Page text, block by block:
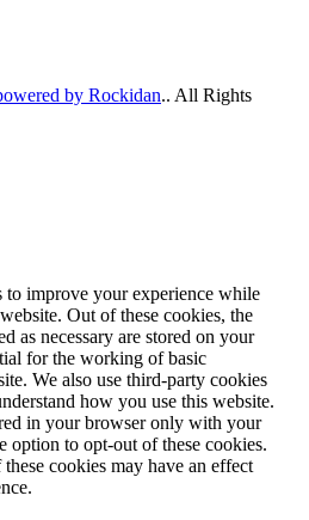
by Rockidan.. All Rights
to improve your experience while
Out of these cookies, the
as necessary are stored on your
for the working of basic
We also use third-party cookies
how you use this website.
in your browser only with your
option to opt-out of these cookies.
cookies may have an effect